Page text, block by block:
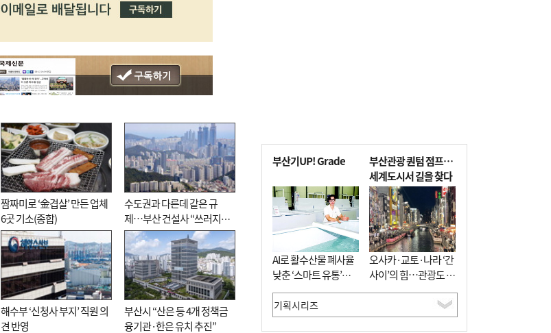
짬짜미로 ‘金겹살’ 만든 업체
6곳 기소(종합)
수도권과 다른데 같은 규
제…부산 건설사 “쓰러지기
직전”
해수부 ‘신청사 부지’ 직원 의
견 반영
부산시 “산은 등 4개 정책금
융기관·한은 유치 추진”
부산기UP! Grade
AI로 활수산물 폐사율
낮춘 ‘스마트 유통’…
사막·산악지대 수출
도전
부산관광 퀀텀 점프…
세계도시서 길을 찾다
오사카·교토·나라 ‘간
사이’의 힘…관광도 뭉
쳐야 흥한다